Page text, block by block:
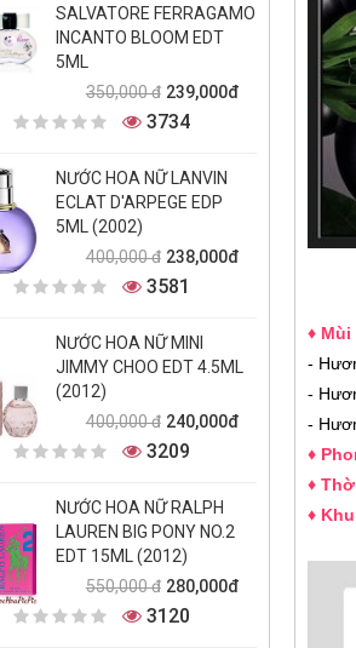
SALVATORE FERRAGAMO
INCANTO BLOOM EDT
5ML
350,000 đ 239,000đ
3734
NƯỚC HOA NỮ LANVIN
ECLAT D'ARPEGE EDP
5ML (2002)
400,000 đ 238,000đ
3581
NƯỚC HOA NỮ MINI
JIMMY CHOO EDT 4.5ML
(2012)
400,000 đ 240,000đ
3209
NƯỚC HOA NỮ RALPH
LAUREN BIG PONY NO.2
EDT 15ML (2012)
550,000 đ 280,000đ
3120
♦
-
-
-
♦
♦
♦